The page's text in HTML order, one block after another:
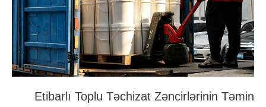
Etibarlı Toplu Təchizat Zəncirlərinin Təmin